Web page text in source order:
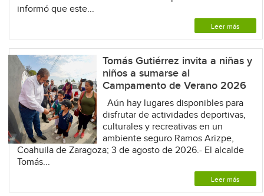
informó que este...
Leer más
Tomás Gutiérrez invita a niñas y
niños a sumarse al
Campamento de Verano 2026
Aún hay lugares disponibles para
disfrutar de actividades deportivas,
culturales y recreativas en un
ambiente seguro Ramos Arizpe,
Coahuila de Zaragoza; 3 de agosto de 2026.- El alcalde
Tomás...
Leer más